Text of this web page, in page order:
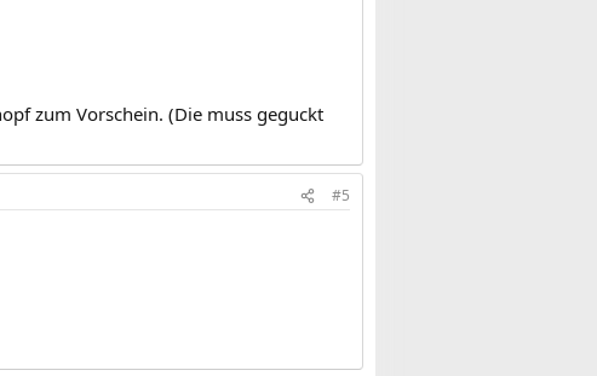
zum Vorschein. (Die muss geguckt
#5